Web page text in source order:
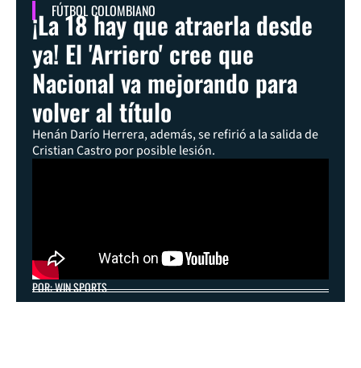
FÚTBOL COLOMBIANO
¡La 18 hay que atraerla desde
ya! El 'Arriero' cree que
Nacional va mejorando para
volver al título
Henán Darío Herrera, además, se refirió a la salida de
Cristian Castro por posible lesión.
POR: WIN SPORTS